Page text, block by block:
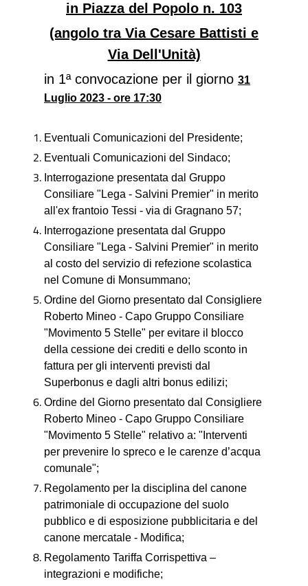
in Piazza del Popolo n. 103
(angolo tra Via Cesare Battisti e
Via Dell'Unità)
in 1ª convocazione per il giorno 31
Luglio 2023 - ore 17:30
Eventuali Comunicazioni del Presidente;
Eventuali Comunicazioni del Sindaco;
Interrogazione presentata dal Gruppo
Consiliare "Lega - Salvini Premier" in merito
all'ex frantoio Tessi - via di Gragnano 57;
Interrogazione presentata dal Gruppo
Consiliare "Lega - Salvini Premier" in merito
al costo del servizio di refezione scolastica
nel Comune di Monsummano;
Ordine del Giorno presentato dal Consigliere
Roberto Mineo - Capo Gruppo Consiliare
"Movimento 5 Stelle" per evitare il blocco
della cessione dei crediti e dello sconto in
fattura per gli interventi previsti dal
Superbonus e dagli altri bonus edilizi;
Ordine del Giorno presentato dal Consigliere
Roberto Mineo - Capo Gruppo Consiliare
"Movimento 5 Stelle" relativo a: "Interventi
per prevenire lo spreco e le carenze d’acqua
comunale";
Regolamento per la disciplina del canone
patrimoniale di occupazione del suolo
pubblico e di esposizione pubblicitaria e del
canone mercatale - Modifica;
Regolamento Tariffa Corrispettiva –
integrazioni e modifiche;